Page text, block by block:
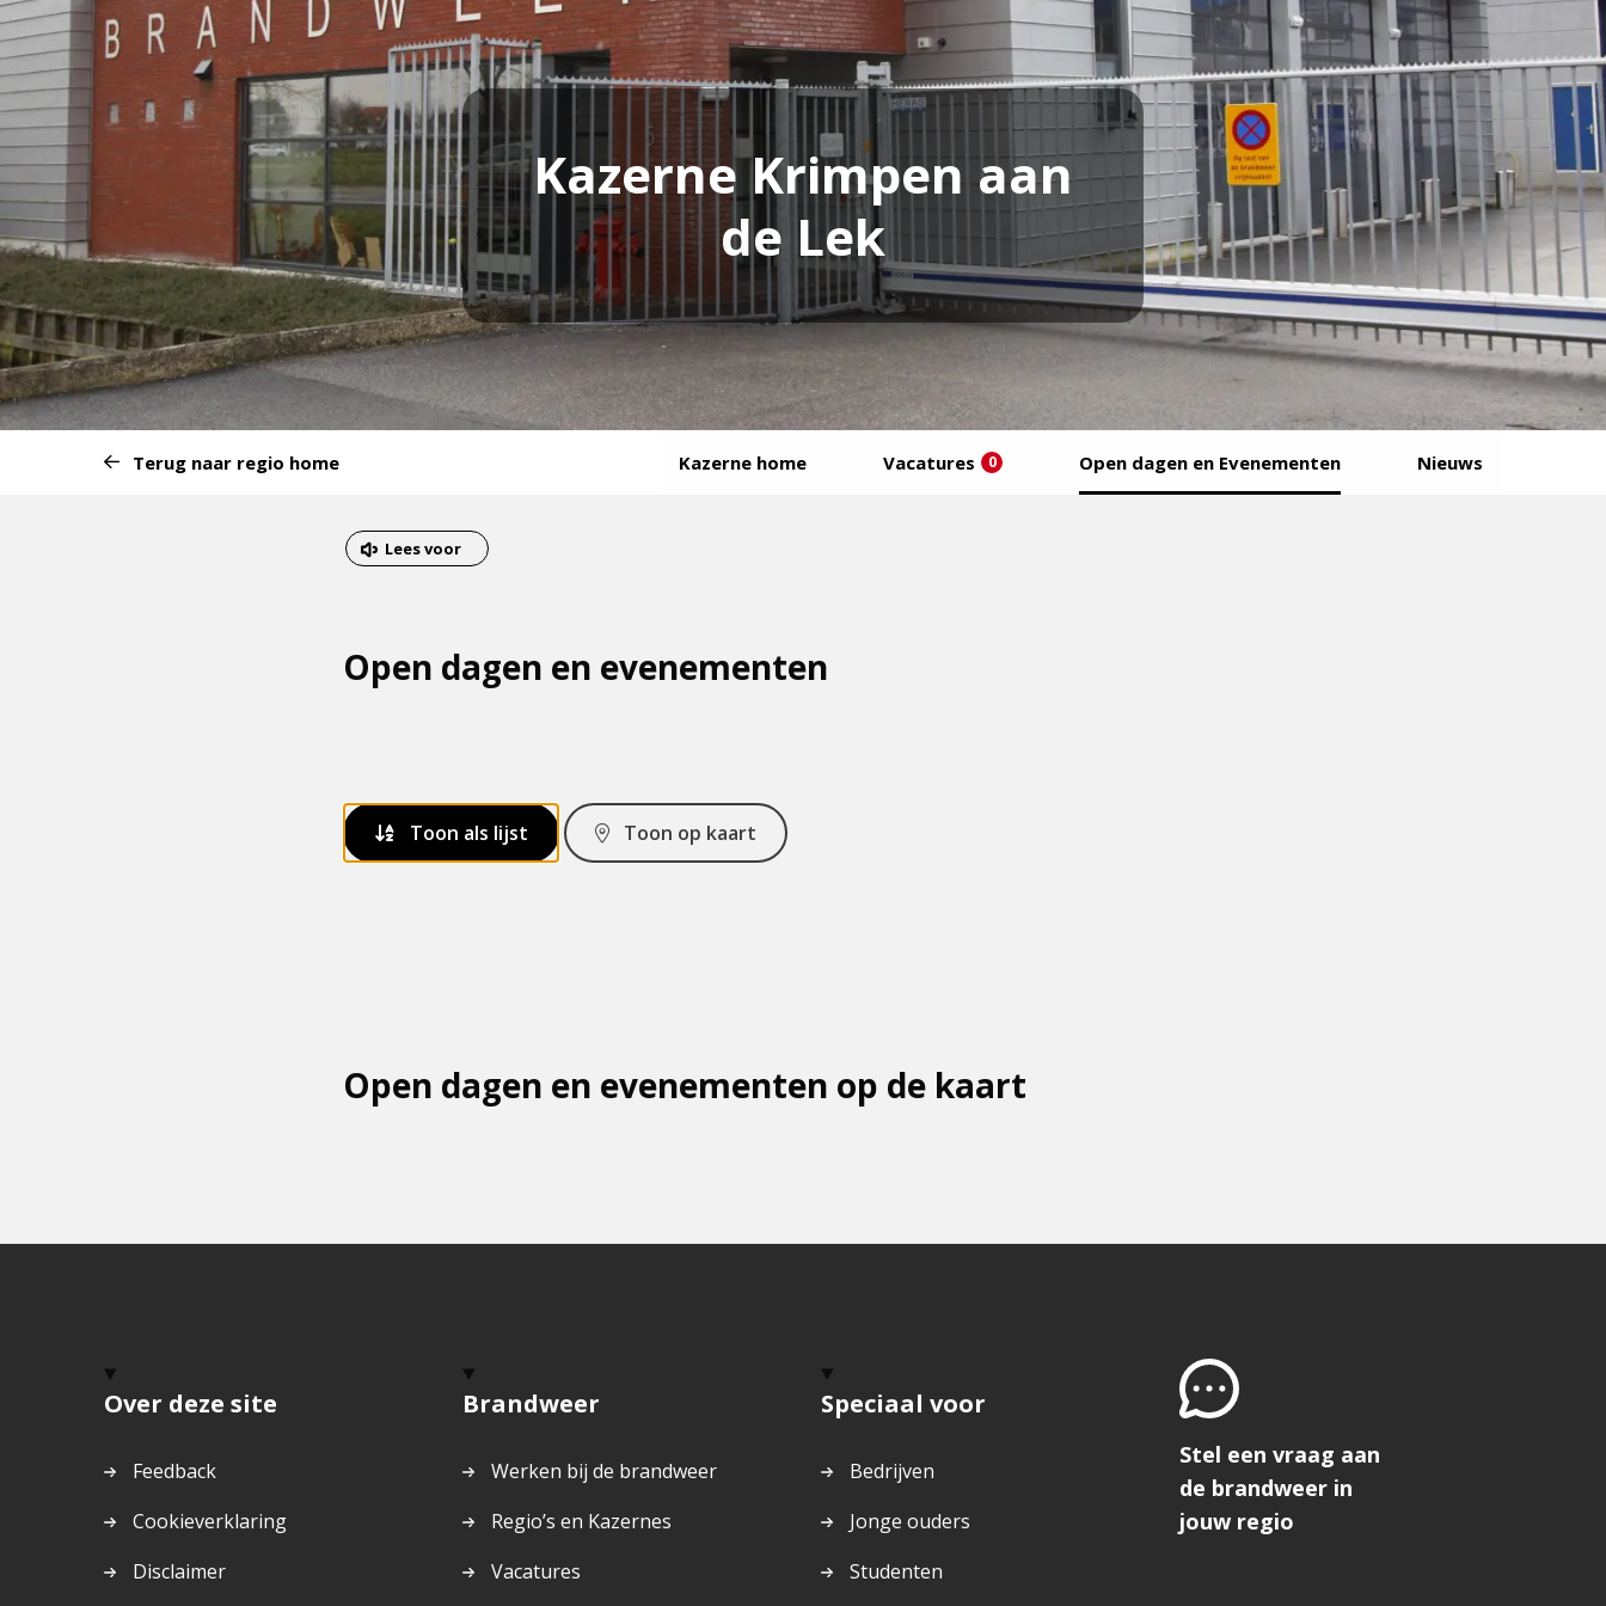
Kazerne Krimpen aan
de Lek
van Terug naar regio home Kazerne home Vacatures 0 Open dagen en Evenementen Nieuws
Dit
pagina
Lees voor
Open dagen en evenementen
Toon als lijst Toon op kaart
Open dagen en evenementen op de kaart
Over deze site
Feedback
Cookieverklaring
Disclaimer
Brandweer
Werken bij de brandweer
Regio’s en Kazernes
Vacatures
Speciaal voor
Bedrijven
Jonge ouders
Studenten
Stel een vraag aan
de brandweer in
jouw regio